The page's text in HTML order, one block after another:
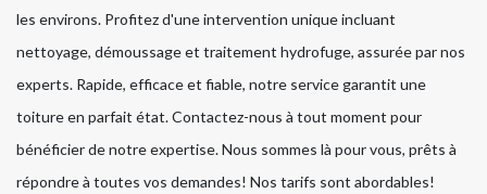
les environs. Profitez d'une intervention unique incluant
nettoyage, démoussage et traitement hydrofuge, assurée par nos
experts. Rapide, efficace et fiable, notre service garantit une
toiture en parfait état. Contactez-nous à tout moment pour
bénéficier de notre expertise. Nous sommes là pour vous, prêts à
répondre à toutes vos demandes! Nos tarifs sont abordables!